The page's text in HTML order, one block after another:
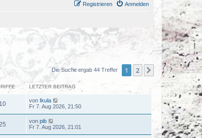
Anmelden
Registrieren
Die Suche ergab 44 Treffer 1 2 Nächste
LETZTER BEITRAG
10 von Ikula
Fr 7. Aug 2026, 21:50
von pib
Fr 7. Aug 2026, 21:01